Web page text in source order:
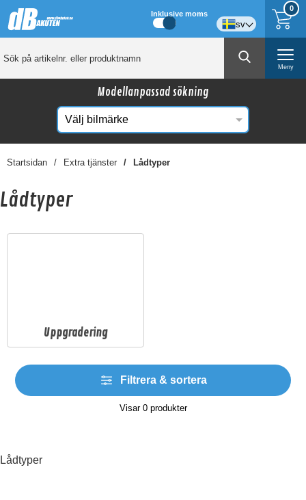
0
Inklusive moms
sv
Meny
Modellanpassad sökning
Startsidan Extra tjänster Lådtyper
Lådtyper
Uppgradering
Filtrera & sortera
Visar 0produkter
Lådtyper